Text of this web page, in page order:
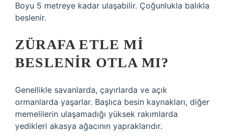
Boyu 5 metreye kadar ulaşabilir. Çoğunlukla balıkla
beslenir.
ZÜRAFA ETLE MI
BESLENIR OTLA MI?
Genellikle savanlarda, çayırlarda ve açık
ormanlarda yaşarlar. Başlıca besin kaynakları, diğer
memelilerin ulaşamadığı yüksek rakımlarda
yedikleri akasya ağacının yapraklarıdır.